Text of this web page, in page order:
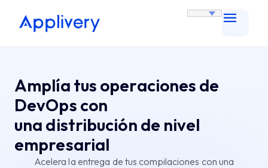
Amplía tus operaciones de
DevOps con
una distribución de nivel
empresarial
Acelera la entrega de tus compilaciones con una